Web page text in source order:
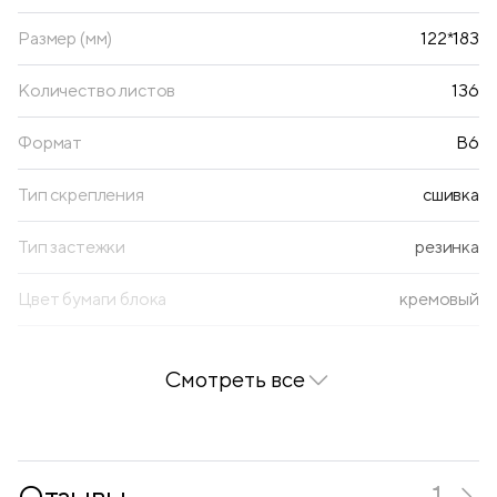
Размер (мм) 122*183
Количество листов 136
Формат B6
Тип скрепления сшивка
Тип застежки резинка
Цвет бумаги блока кремовый
Цвет обложки черный
Смотреть все